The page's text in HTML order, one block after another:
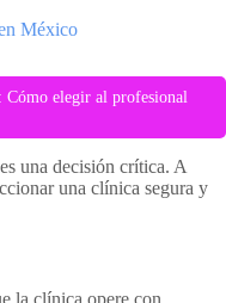
México
Cómo elegir al profesional
una decisión crítica. A
una clínica segura y
la clínica opere con